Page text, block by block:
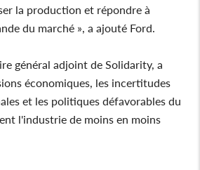
la production et répondre à
du marché », a ajouté Ford.
général adjoint de Solidarity, a
économiques, les incertitudes
et les politiques défavorables du
l'industrie de moins en moins